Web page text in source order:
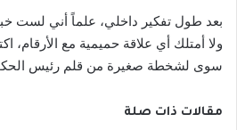
بعد طول تفكير داخلي، علماً أني لست
ولا أمتلك أي علاقة حميمية مع الأرقام،
سوى لشخطة صغيرة من قلم رئيس
مقالات ذات صلة